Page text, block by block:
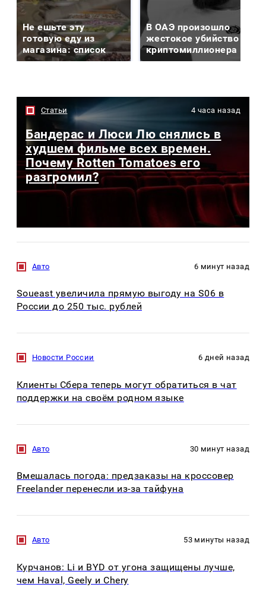
Не ешьте эту
готовую еду из
магазина: список
В ОАЭ произошло
жестокое убийство
криптомиллионера
Статьи 4 часа назад
Бандерас и Люси Лю снялись в
худшем фильме всех времен.
Почему Rotten Tomatoes его
разгромил?
Авто 6 минут назад
Soueast увеличила прямую выгоду на S06 в
России до 250 тыс. рублей
Новости России 6 дней назад
Клиенты Сбера теперь могут обратиться в чат
поддержки на своём родном языке
Авто 30 минут назад
Вмешалась погода: предзаказы на кроссовер
Freelander перенесли из-за тайфуна
Авто 53 минуты назад
Курчанов: Li и BYD от угона защищены лучше,
чем Haval, Geely и Chery